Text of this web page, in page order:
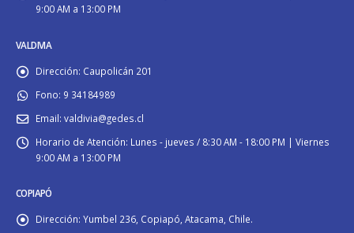
9:00 AM a 13:00 PM
VALDIVIA
Dirección: Caupolicán 201
Fono: 9 34184989
Email: valdivia@gedes.cl
Horario de Atención: Lunes - jueves / 8:30 AM - 18:00 PM | Viernes
9:00 AM a 13:00 PM
COPIAPÓ
Dirección: Yumbel 236, Copiapó, Atacama, Chile.